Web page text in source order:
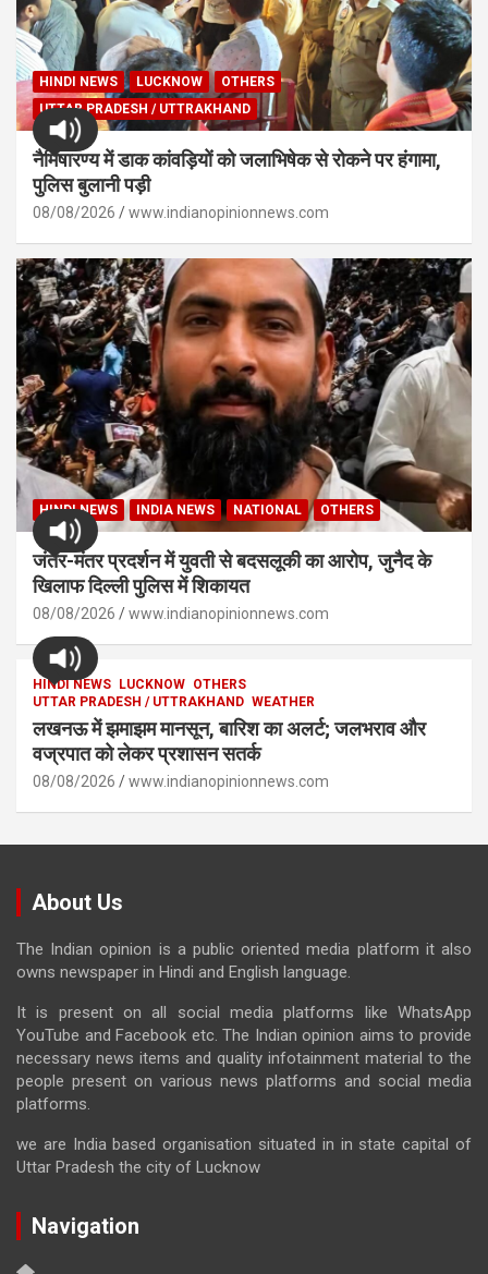
HINDI NEWS LUCKNOW
OTHERS
UTTAR PRADESH / UTTRAKHAND
नैमिषारण्य में डाक कांवड़ियों को जलाभिषेक से रोकने पर हंगामा,
पुलिस बुलानी पड़ी
08/08/2026 www.indianopinionnews.com
HINDI NEWS INDIA NEWS NATIONAL OTHERS
जंतर-मंतर प्रदर्शन में युवती से बदसलूकी का आरोप, जुनैद के
खिलाफ दिल्ली पुलिस में शिकायत
08/08/2026 www.indianopinionnews.com
HINDI NEWS LUCKNOW OTHERS
UTTAR PRADESH / UTTRAKHAND WEATHER
लखनऊ में झमाझम मानसून, बारिश का अलर्ट; जलभराव और
वज्रपात को लेकर प्रशासन सतर्क
08/08/2026 www.indianopinionnews.com
About Us
The Indian opinion is a public oriented media platform it also
owns newspaper in Hindi and English language.
It is present on all social media platforms like WhatsApp
YouTube and Facebook etc. The Indian opinion aims to provide
necessary news items and quality infotainment material to the
people present on various news platforms and social media
platforms.
we are India based organisation situated in in state capital of
Uttar Pradesh the city of Lucknow
Navigation